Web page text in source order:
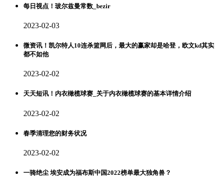
每日视点！玻尔兹曼常数_bezir
2023-02-03
微资讯！凯尔特人10连杀篮网后，最大的赢家却是哈登，欧文kd其实
都不如他
2023-02-02
天天短讯！内衣橄榄球赛_关于内衣橄榄球赛的基本详情介绍
2023-02-02
春季清理您的财务状况
2023-02-02
一骑绝尘 埃安成为福布斯中国2022榜单最大独角兽？